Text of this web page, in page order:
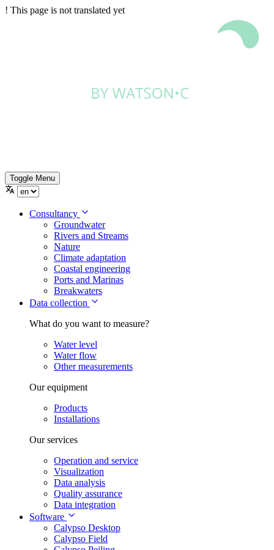
! This page is not translated yet
Toggle Menu
Consultancy
Groundwater
Rivers and Streams
Nature
Climate adaptation
Coastal engineering
Ports and Marinas
Breakwaters
Data collection
What do you want to measure?
Water level
Water flow
Other measurements
Our equipment
Products
Installations
Our services
Operation and service
Visualization
Data analysis
Quality assurance
Data integration
Software
Calypso Desktop
Calypso Field